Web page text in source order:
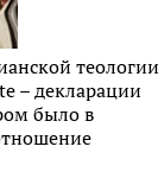
теологии
– декларации
было в